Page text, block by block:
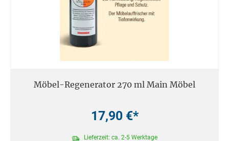
Möbel-Regenerator 270 ml Main Möbel
17,90 €*
Lieferzeit: ca. 2-5 Werktage